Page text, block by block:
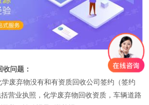
问题：
弃物没有和有资质回收公司签约（签约
营业执照，化学废弃物回收资质，车辆道路